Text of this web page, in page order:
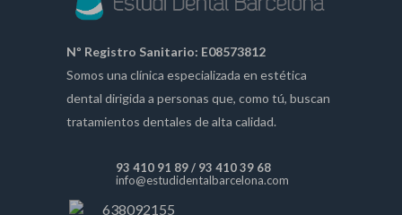
Nº Registro Sanitario: E08573812
Somos una clínica especializada en estética
dental dirigida a personas que, como tú, buscan
tratamientos dentales de alta calidad.
93 410 91 89/ 93 410 39 68
info@estudidentalbarcelona.com
638092155